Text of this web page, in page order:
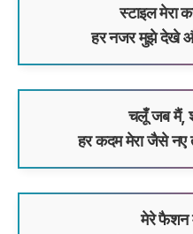
स्टाइल मेरा
हर नजर मुझे देखे
चलूँ जब मैं,
हर कदम मेरा जैसे नए
मेरे फैशन